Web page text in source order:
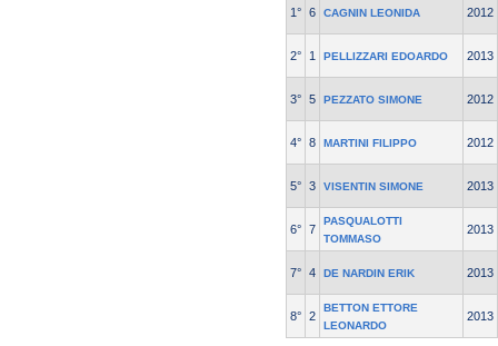
1° 6 CAGNIN LEONIDA 2012
2° 1 PELLIZZARI EDOARDO 2013
3° 5 PEZZATO SIMONE 2012
4° 8 MARTINI FILIPPO 2012
5° 3 VISENTIN SIMONE 2013
6° 7
PASQUALOTTI
TOMMASO
2013
7° 4 DE NARDIN ERIK 2013
8° 2
BETTON ETTORE
LEONARDO
2013